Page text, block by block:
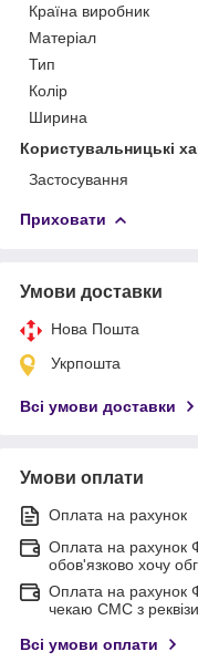
Країна виробник
Матеріал
Тип
Колір
Ширина
Користувальницькі
Застосування
Приховати
Умови доставки
Нова Пошта
Укрпошта
Всі умови доставки
Умови оплати
Оплата на рахунок
Оплата на
обов'язково хочу
Оплата на
чекаю СМС з
Всі умови оплати